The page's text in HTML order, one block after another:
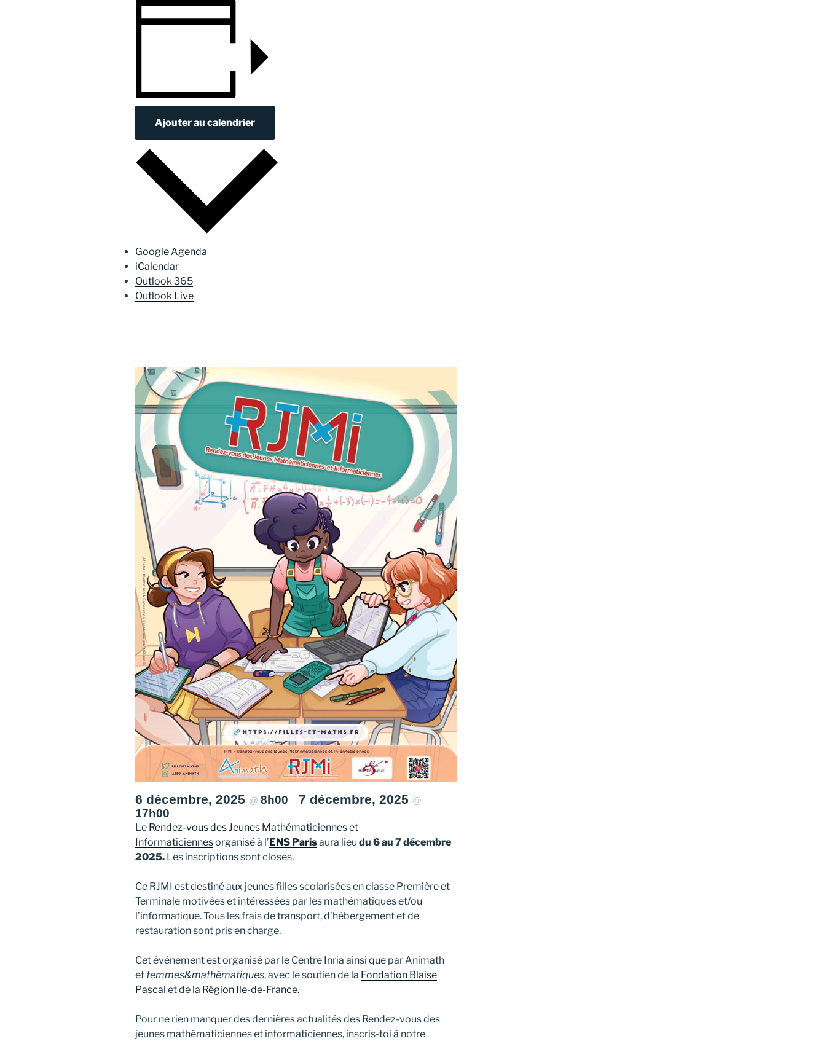
Ajouter au calendrier
Google Agenda
iCalendar
Outlook 365
Outlook Live
6 décembre, 2025 @ 8h00 – 7 décembre, 2025 @
17h00
Le Rendez-vous des Jeunes Mathématiciennes et
Informaticiennesorganisé à l’ENS Parisaura lieu du 6 au 7 décembre
2025. Les inscriptions sont closes.
Ce RJMI est destiné aux jeunes filles scolarisées en classe Première et
Terminale motivées et intéressées par les mathématiques et/ou
l’informatique. Tous les frais de transport, d’hébergement et de
restauration sont pris en charge.
Cet événement est organisé par le Centre Inria ainsi que par Animath
et femmes&mathématiques, avec le soutien de la Fondation Blaise
Pascal et de la Région Ile-de-France.
Pour ne rien manquer des dernières actualités des Rendez-vous des
jeunes mathématiciennes et informaticiennes, inscris-toi à notre